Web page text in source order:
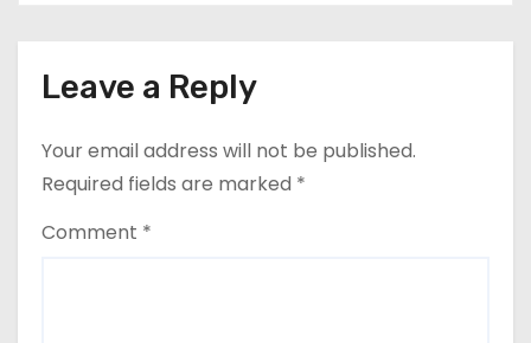
o
Leave a Reply
Your email address will not be published.
Required fields are marked *
Comment *